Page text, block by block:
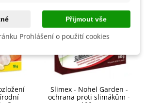
Slimex - Nohel Garden -
ochrana proti slimákům -
Přijmout vše
Prohlášení o použití cookies